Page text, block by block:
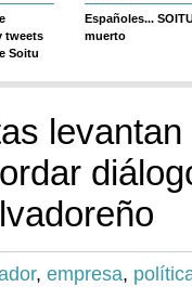
tweets
Soitu
Españoles...
muerto
, empresa,